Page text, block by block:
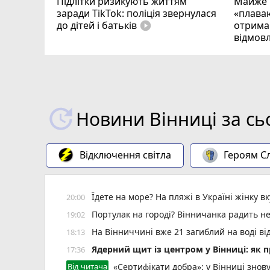
заради TikTok: поліція звернулася
до дітей і батьків play_circle_filled
Новини Вінниці за
Відключення світла Героям
20:00 Їдете на море? На пляжі в Україні жінку
19:02 Портулак на городі? Вінничанка радить
18:13 На Вінниччині вже 21 загиблий на воді
17:36 Ядерний щит із центром у Вінниці: як
Від читача «Сертифікати добра»: у Вінниці